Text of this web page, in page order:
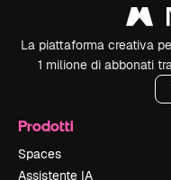
La piattaforma creativa
1 milione di abbonati
Prodotti
Spaces
Assistente IA